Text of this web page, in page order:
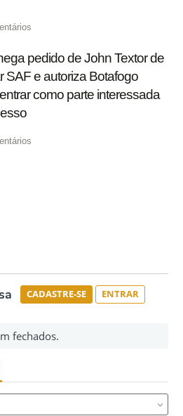
pedido de John Textor de
SAF e autoriza Botafogo
como parte interessada